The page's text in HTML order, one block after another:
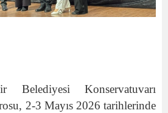
Belediyesi Konservatuvarı
2-3 Mayıs 2026 tarihlerinde